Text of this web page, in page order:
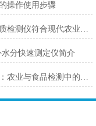
操作使用步骤
大米外观品质检测仪符合现代农业检测工作的实际需要
水分快速测定仪简介
电动扦样器：农业与食品检测中的得力助手